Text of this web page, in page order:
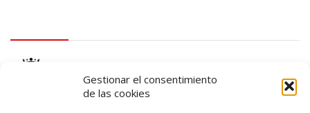
Gestionar el consentimiento
de las cookies